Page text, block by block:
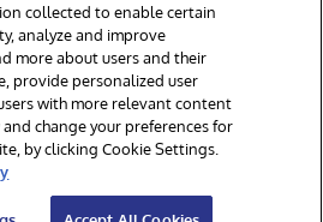
Boston, MA. Alle Rechte
Erklärung zum Datenschutz
Barrierefreiheit
collected to enable certain
analyze and improve
more about users and their
provide personalized user
with more relevant content
change your preferences for
by clicking Cookie Settings.